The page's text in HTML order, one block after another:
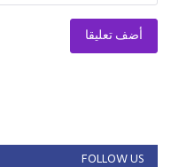
أضف تعليقا
FOLLOW US